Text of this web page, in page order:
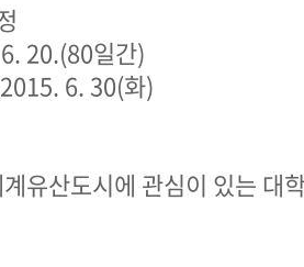
20.(80일간)
6. 30(화)
유산도시에 관심이 있는 대